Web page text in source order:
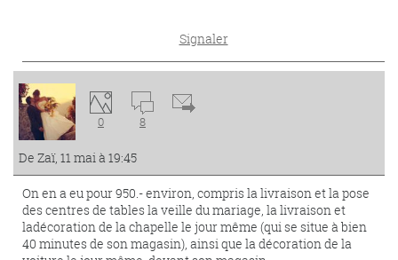
Signaler
0 8
De Zaï, 11 mai à 19:45
On en a eu pour 950.- environ, compris la livraison et la pose
des centres de tables la veille du mariage, la livraison et
ladécoration de la chapelle le jour même (qui se situe à bien
40 minutes de son magasin), ainsi que la décoration de la